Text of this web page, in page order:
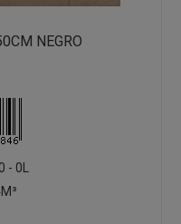
NEGRO
- 0L